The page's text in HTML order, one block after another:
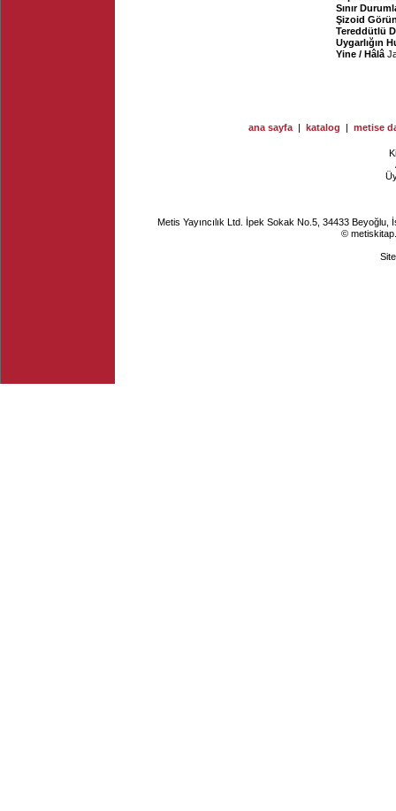
Sınır
Şizoid
Tereddütlü
Uygarlığın
Yine / Hâlâ
ana sayfa | katalog | metise
Metis Yayıncılık Ltd. İpek Sokak No.5, 34433
©